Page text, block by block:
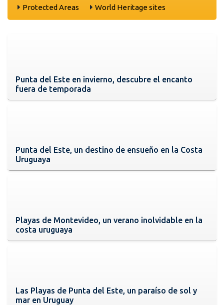
Protected Areas
World Heritage sites
Punta del Este en invierno, descubre el encanto
fuera de temporada
Punta del Este, un destino de ensueño en la Costa
Uruguaya
Playas de Montevideo, un verano inolvidable en la
costa uruguaya
Las Playas de Punta del Este, un paraíso de sol y
mar en Uruguay